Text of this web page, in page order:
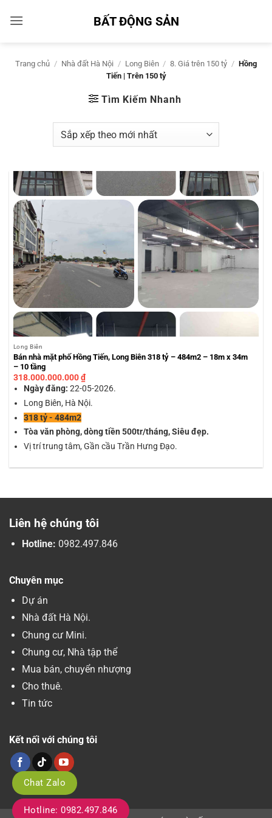
Chat Zalo
Hotline: 0982.497.846
qua
BẤT ĐỘNG SẢN
Trang chủ / Nhà đất Hà Nội / Long Biên / 8. Giá trên 150 tỷ / Hồng
Tiến | Trên 150 tỷ
Tìm Kiếm Nhanh
Long Biên
Bán nhà mặt phố Hồng Tiến, Long Biên 318 tỷ – 484m2 – 18m x 34m
– 10 tầng
318.000.000.000₫
Ngày đăng: 22-05-2026.
Long Biên, Hà Nội.
318 tỷ - 484m2
Tòa văn phòng, dòng tiền 500tr/tháng, Siêu đẹp.
Vị trí trung tâm, Gần cầu Trần Hưng Đạo.
Liên hệ chúng tôi
Hotline: 0982.497.846
Chuyên mục
Dự án
Nhà đất Hà Nội.
Chung cư Mini.
Chung cư, Nhà tập thể
Mua bán, chuyển nhượng
Cho thuê.
Tin tức
Kết nối với chúng tôi